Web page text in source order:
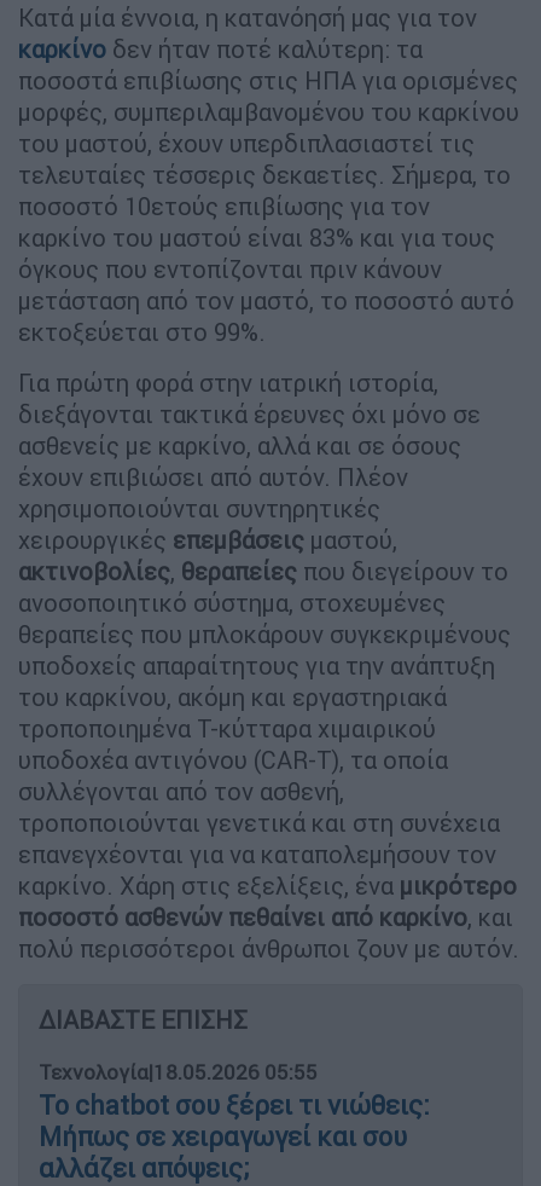
Κατά μία έννοια, η κατανόησή μας για τον
καρκίνο δεν ήταν ποτέ καλύτερη: τα
ποσοστά επιβίωσης στις ΗΠΑ για ορισμένες
μορφές, συμπεριλαμβανομένου του καρκίνου
του μαστού, έχουν υπερδιπλασιαστεί τις
τελευταίες τέσσερις δεκαετίες. Σήμερα, το
ποσοστό 10ετούς επιβίωσης για τον
καρκίνο του μαστού είναι 83% και για τους
όγκους που εντοπίζονται πριν κάνουν
μετάσταση από τον μαστό, το ποσοστό αυτό
εκτοξεύεται στο 99%.
Για πρώτη φορά στην ιατρική ιστορία,
διεξάγονται τακτικά έρευνες όχι μόνο σε
ασθενείς με καρκίνο, αλλά και σε όσους
έχουν επιβιώσει από αυτόν. Πλέον
χρησιμοποιούνται συντηρητικές
χειρουργικές επεμβάσεις μαστού,
ακτινοβολίες, θεραπείες που διεγείρουν το
ανοσοποιητικό σύστημα, στοχευμένες
θεραπείες που μπλοκάρουν συγκεκριμένους
υποδοχείς απαραίτητους για την ανάπτυξη
του καρκίνου, ακόμη και εργαστηριακά
τροποποιημένα Τ-κύτταρα χιμαιρικού
υποδοχέα αντιγόνου (CAR-T), τα οποία
συλλέγονται από τον ασθενή,
τροποποιούνται γενετικά και στη συνέχεια
επανεγχέονται για να καταπολεμήσουν τον
καρκίνο. Χάρη στις εξελίξεις, ένα μικρότερο
ποσοστό ασθενών πεθαίνει από καρκίνο, και
πολύ περισσότεροι άνθρωποι ζουν με αυτόν.
ΔΙΑΒΑΣΤΕ ΕΠΙΣΗΣ
Τεχνολογία|18.05.2026 05:55
Το chatbot σου ξέρει τι νιώθεις:
Μήπως σε χειραγωγεί και σου
αλλάζει απόψεις;